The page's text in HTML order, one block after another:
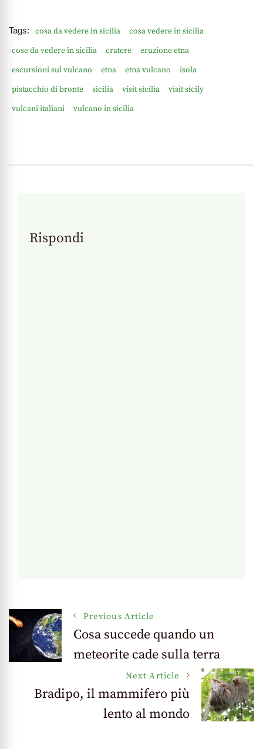
Tags: cosa da vedere in sicilia
cosa vedere in sicilia
cose da vedere in sicilia
cratere
eruzione etna
escursioni sul vulcano
etna etna vulcano
isola
pistacchio di bronte
sicilia visit sicilia
visit sicily
vulcani italiani
vulcano in sicilia
Rispondi
Post
Navigation
Previous Article
Cosa succede quando un
meteorite cade sulla terra
Next Article
Bradipo, il mammifero più
lento al mondo